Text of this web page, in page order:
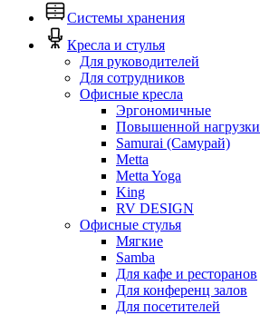
Системы хранения
Кресла и стулья
Для руководителей
Для сотрудников
Офисные кресла
Эргономичные
Повышенной нагрузки
Samurai (Самурай)
Metta
Metta Yoga
King
RV DESIGN
Офисные стулья
Мягкие
Samba
Для кафе и ресторанов
Для конференц залов
Для посетителей